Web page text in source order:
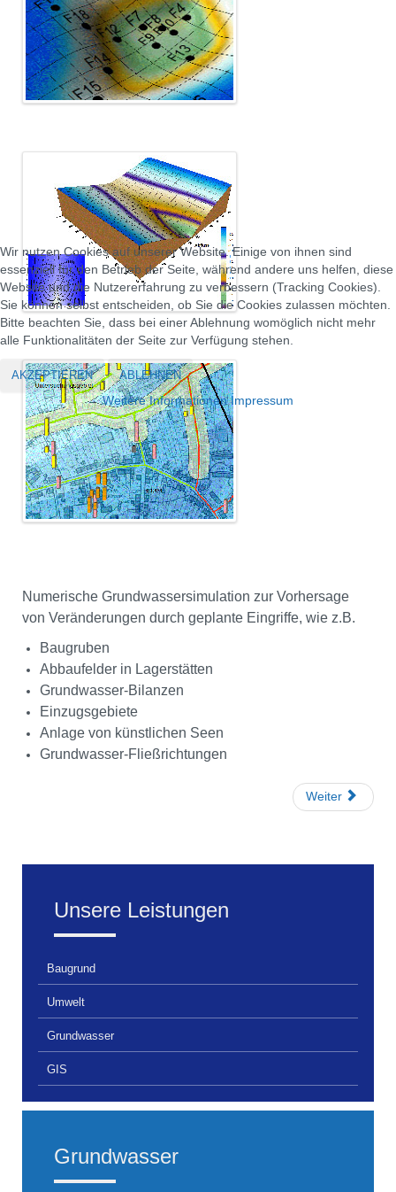
Numerische Grundwassersimulation zur Vorhersage
von Veränderungen durch geplante Eingriffe, wie z.B.
Baugruben
Abbaufelder in Lagerstätten
Grundwasser-Bilanzen
Einzugsgebiete
Anlage von künstlichen Seen
Grundwasser-Fließrichtungen
Weiter
Unsere Leistungen
Baugrund
Umwelt
Grundwasser
GIS
Grundwasser
Wir nutzen Cookies auf unserer Website. Einige von ihnen sind
essenziell für den Betrieb der Seite, während andere uns helfen, diese
Website und die Nutzererfahrung zu verbessern (Tracking Cookies).
Sie können selbst entscheiden, ob Sie die Cookies zulassen möchten.
Bitte beachten Sie, dass bei einer Ablehnung womöglich nicht mehr
alle Funktionalitäten der Seite zur Verfügung stehen.
AKZEPTIEREN
ABLEHNEN
Weitere Informationen Impressum